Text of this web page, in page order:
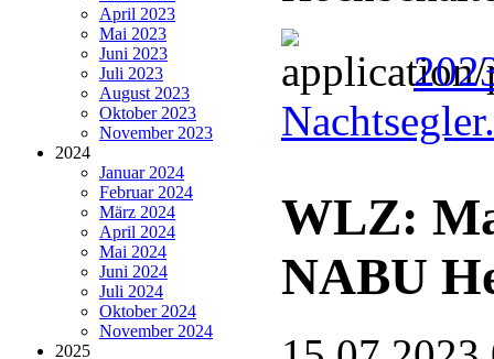
April 2023
Mai 2023
Juni 2023
Juli 2023
August 2023
Oktober 2023
November 2023
2024
Januar 2024
Februar 2024
März 2024
April 2024
Mai 2024
Juni 2024
Juli 2024
Oktober 2024
November 2024
2025
WLZ:
NABU